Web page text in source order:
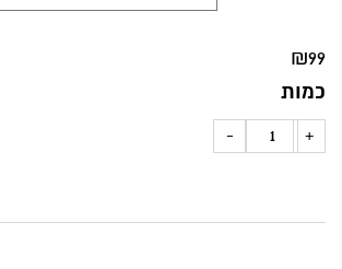
₪99
כמות
+
כמות
-